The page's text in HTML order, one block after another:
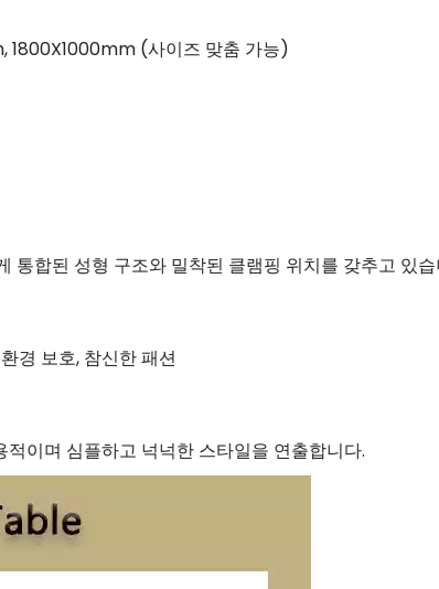
(사이즈 맞춤 가능)
통합된 성형 구조와 밀착된 클램핑 위치를 갖추고 있
경 보호, 참신한 패션
이며 심플하고 넉넉한 스타일을 연출합니다.